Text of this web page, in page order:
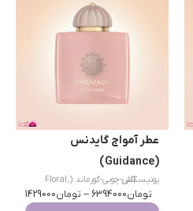
عطر آمواج گایدنس
(Guidance)
یونیسکس
|
گلی-چوبی-گورماند (Floral,
Woody, Gourmand)تومان6394000
– تومان1429000